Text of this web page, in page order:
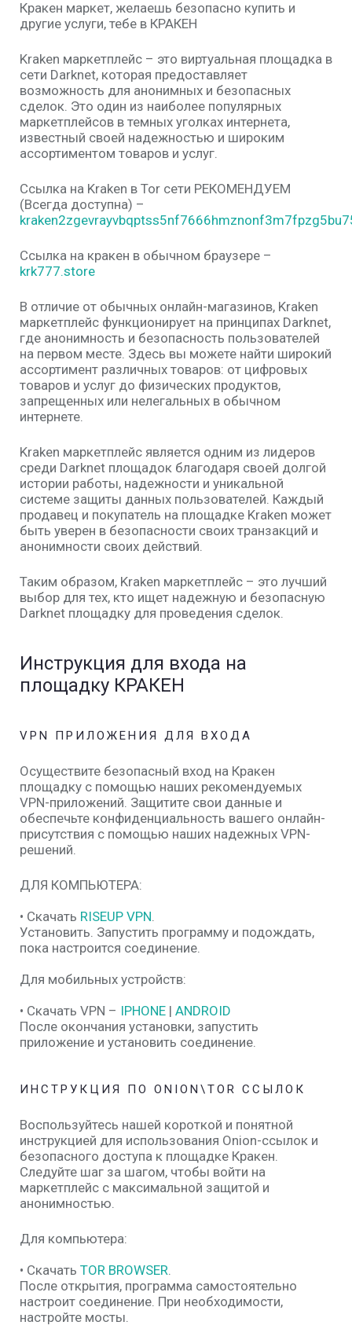
Кракен маркет, желаешь безопасно купить и
другие услуги, тебе в КРАКЕН
Kraken маркетплейс – это виртуальная площадка в
сети Darknet, которая предоставляет
возможность для анонимных и безопасных
сделок. Это один из наиболее популярных
маркетплейсов в темных уголках интернета,
известный своей надежностью и широким
ассортиментом товаров и услуг.
Ссылка на Kraken в Tor сети РЕКОМЕНДУЕМ
(Всегда доступна) –
Ссылка на кракен в обычном браузере –
krk777.store
В отличие от обычных онлайн-магазинов, Kraken
маркетплейс функционирует на принципах Darknet,
где анонимность и безопасность пользователей
на первом месте. Здесь вы можете найти широкий
ассортимент различных товаров: от цифровых
товаров и услуг до физических продуктов,
запрещенных или нелегальных в обычном
интернете.
Kraken маркетплейс является одним из лидеров
среди Darknet площадок благодаря своей долгой
истории работы, надежности и уникальной
системе защиты данных пользователей. Каждый
продавец и покупатель на площадке Kraken может
быть уверен в безопасности своих транзакций и
анонимности своих действий.
Таким образом, Kraken маркетплейс – это лучший
выбор для тех, кто ищет надежную и безопасную
Darknet площадку для проведения сделок.
Инструкция для входа на
площадку КРАКЕН
VPN ПРИЛОЖЕНИЯ ДЛЯ ВХОДА
Осуществите безопасный вход на Кракен
площадку с помощью наших рекомендуемых
VPN-приложений. Защитите свои данные и
обеспечьте конфиденциальность вашего онлайн-
присутствия с помощью наших надежных VPN-
решений.
ДЛЯ КОМПЬЮТЕРА:
• Скачать RISEUP VPN.
Установить. Запустить программу и подождать,
пока настроится соединение.
Для мобильных устройств:
• Скачать VPN – IPHONE | ANDROID
После окончания установки, запустить
приложение и установить соединение.
ИНСТРУКЦИЯ ПО ONION\TOR ССЫЛОК
Воспользуйтесь нашей короткой и понятной
инструкцией для использования Onion-ссылок и
безопасного доступа к площадке Кракен.
Следуйте шаг за шагом, чтобы войти на
маркетплейс с максимальной защитой и
анонимностью.
Для компьютера:
• Скачать TOR BROWSER.
После открытия, программа самостоятельно
настроит соединение. При необходимости,
настройте мосты.